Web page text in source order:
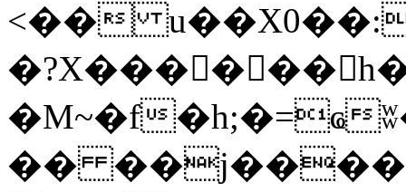
<��
�M~�f�h;�=ҩ
��